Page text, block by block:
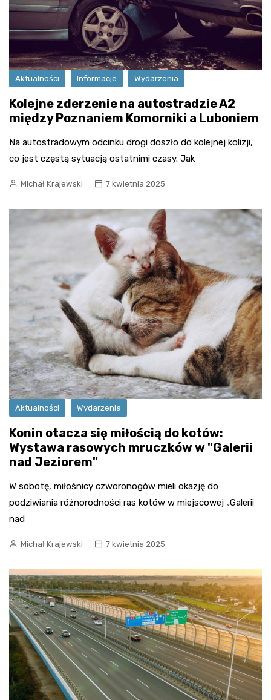
Aktualności Informacje Wydarzenia
Kolejne zderzenie na autostradzie A2
między Poznaniem Komorniki a Luboniem
Na autostradowym odcinku drogi doszło do kolejnej kolizji,
co jest częstą sytuacją ostatnimi czasy. Jak
Michał Krajewski 7 kwietnia 2025
Aktualności Wydarzenia
Konin otacza się miłością do kotów:
Wystawa rasowych mruczków w "Galerii
nad Jeziorem"
W sobotę, miłośnicy czworonogów mieli okazję do
podziwiania różnorodności ras kotów w miejscowej „Galerii
nad
Michał Krajewski 7 kwietnia 2025